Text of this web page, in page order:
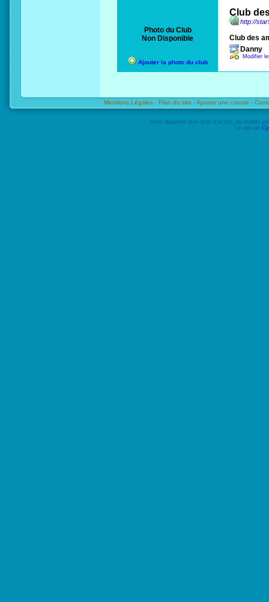
Photo du Club
Non Disponible
Ajouter la photo du club
Club
http://
Club des
Danny
Modifier
Mentions Légales - Plan du site -Ajouter une course -
Vous disposez d'un droit d'accès, de
Le site de